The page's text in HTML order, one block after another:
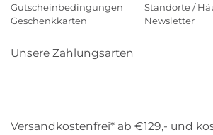
Gutscheinbedingungen
Geschenkkarten
Standorte /
Newsletter
Unsere Zahlungsarten
Versandkostenfrei* ab €129,- und